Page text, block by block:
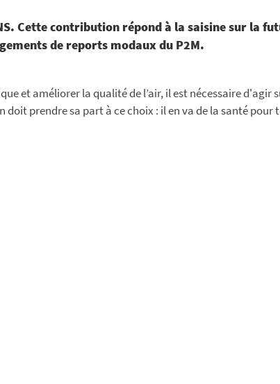
Cette contribution répond à la saisine sur la
de reports modaux du P2M.
et améliorer la qualité de l’air, il est nécessaire d'agir
doit prendre sa part à ce choix : il en va de la santé pour